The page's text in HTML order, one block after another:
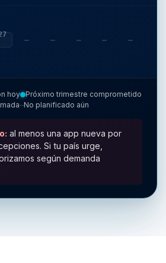
— — — — —
hoy Próximo trimestre comprometido
—No planificado aún
al menos una app nueva por
Si tu país urge,
según demanda